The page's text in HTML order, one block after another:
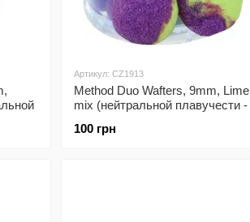
Артикул: CZ1913
Method Duo Wafters, 9mm, Lime
mix (нейтральной плавучести -
100 грн